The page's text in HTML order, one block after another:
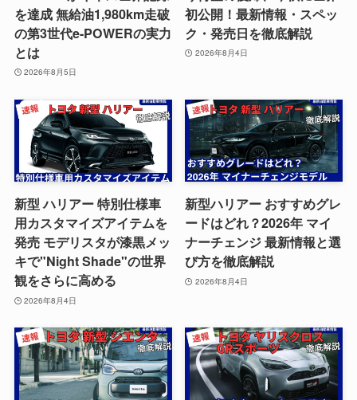
を達成 無給油1,980km走破
の第3世代e-POWERの実力
とは
2026年8月5日
初公開！最新情報・スペッ
ク・発売日を徹底解説
2026年8月4日
新型 ハリアー 特別仕様車
用カスタマイズアイテムを
発売 モデリスタが漆黒メッ
キで"Night Shade"の世界
観をさらに高める
2026年8月4日
新型ハリアー おすすめグレ
ードはどれ？2026年 マイ
ナーチェンジ 最新情報と選
び方を徹底解説
2026年8月4日